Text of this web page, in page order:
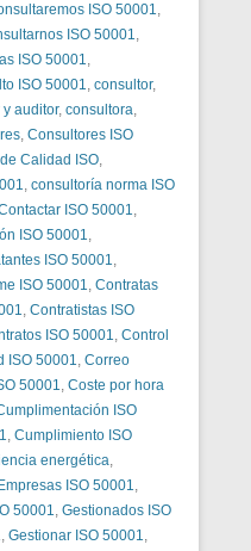
ISO 50001,
ISO 50001,
ISO 50001,
ISO 50001, consultor,
auditor, consultora,
, Consultores ISO
Calidad ISO,
, consultoría norma ISO
ISO 50001,
ISO 50001,
ISO 50001,
ISO 50001, Contratas
, Contratistas ISO
ISO 50001, Control
ISO 50001, Correo
50001, Coste por hora
ISO
, Cumplimiento ISO
energética,
Empresas ISO 50001,
50001, Gestionados ISO
, Gestionar ISO 50001,